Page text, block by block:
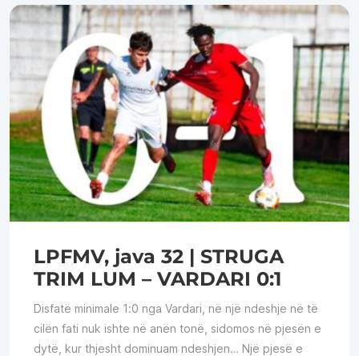
LPFMV, java 32 | STRUGA
TRIM LUM – VARDARI 0:1
Disfatë minimale 1:0 nga Vardari, në një ndeshje në të
cilën fati nuk ishte në anën tonë, sidomos në pjesën e
dytë, kur thjesht dominuam ndeshjen… Një pjesë e